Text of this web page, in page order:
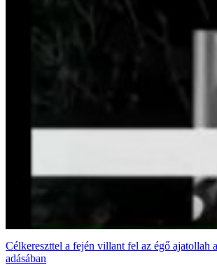
Célkereszttel a fején villant fel az égő ajatollah
adásában